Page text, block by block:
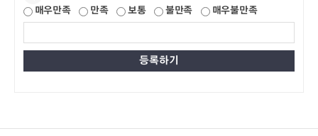
매우만족 만족 보통 불만족 매우불만족